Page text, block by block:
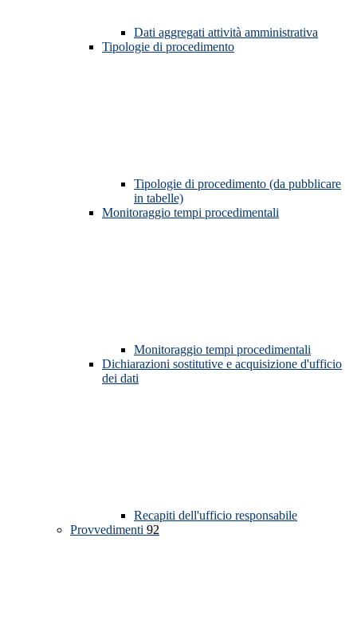
Dati aggregati attività amministrativa
Tipologie di procedimento
Tipologie di procedimento (da pubblicare
in tabelle)
Monitoraggio tempi procedimentali
Monitoraggio tempi procedimentali
Dichiarazioni sostitutive e acquisizione d'ufficio
dei dati
Recapiti dell'ufficio responsabile
Provvedimenti 92